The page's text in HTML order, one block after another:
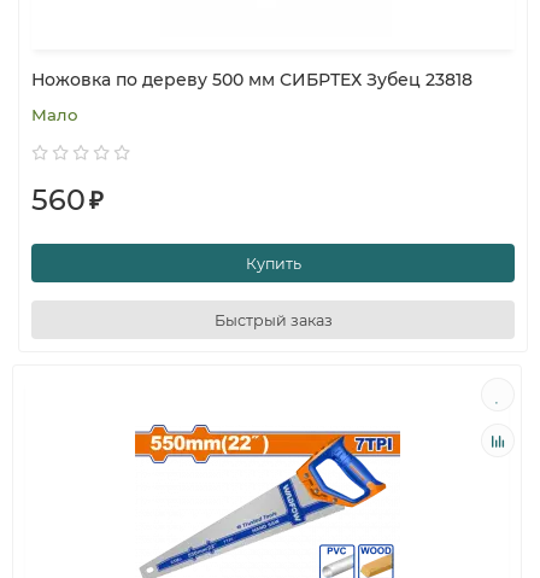
Ножовка по дереву 500 мм СИБРТЕХ Зубец 23818
Мало
560₽
Купить
Быстрый заказ